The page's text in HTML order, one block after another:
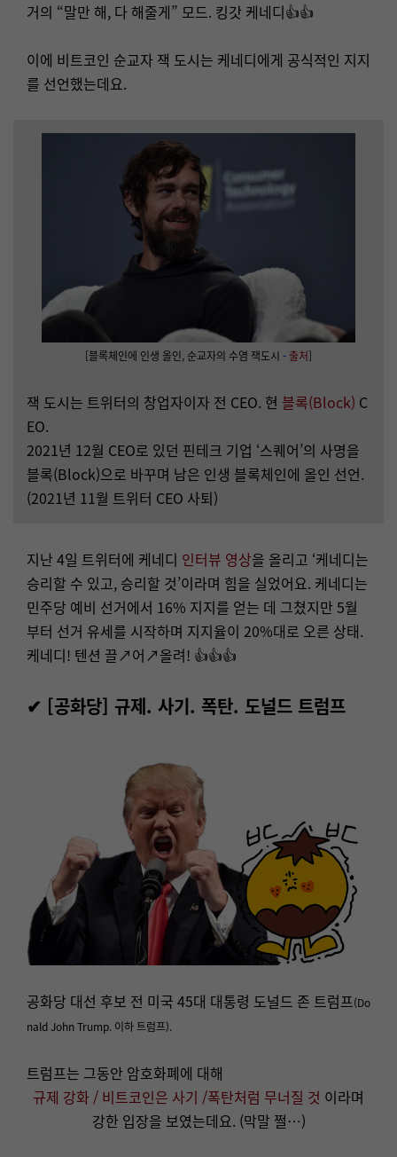
거의 “말만 해, 다 해줄게” 모드. 킹갓 케네디👍👍
이에 비트코인 순교자 잭 도시는 케네디에게 공식적인 지지
를 선언했는데요.
[블록체인에 인생 올인, 순교자의 수염 잭도시 -출처]
잭 도시는 트위터의 창업자이자 전 CEO. 현 블록(Block) C
EO.
2021년 12월 CEO로 있던 핀테크 기업 ‘스퀘어’의 사명을
블록(Block)으로 바꾸며 남은 인생 블록체인에 올인 선언.
(2021년 11월 트위터 CEO 사퇴)
지난 4일 트위터에 케네디 인터뷰 영상을 올리고 ‘케네디는
승리할 수 있고, 승리할 것’이라며 힘을 실었어요. 케네디는
민주당 예비 선거에서 16% 지지를 얻는 데 그쳤지만 5월
부터 선거 유세를 시작하며 지지율이 20%대로 오른 상태.
케네디! 텐션 끌↗어↗올려! 👍👍👍
✔ [공화당] 규제. 사기. 폭탄. 도널드 트럼프
공화당 대선 후보 전 미국 45대 대통령 도널드 존 트럼프(Do
nald John Trump. 이하 트럼프).
트럼프는 그동안 암호화폐에 대해
규제 강화 / 비트코인은 사기 /폭탄처럼 무너질 것 이라며
강한 입장을 보였는데요. (막말 쩔…)